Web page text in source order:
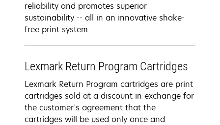
reliability and promotes superior
sustainability -- all in an innovative shake-
free print system.
Lexmark Return Program Cartridges
Lexmark Return Program cartridges are print
cartridges sold at a discount in exchange for
the customer's agreement that the
cartridges will be used only once and